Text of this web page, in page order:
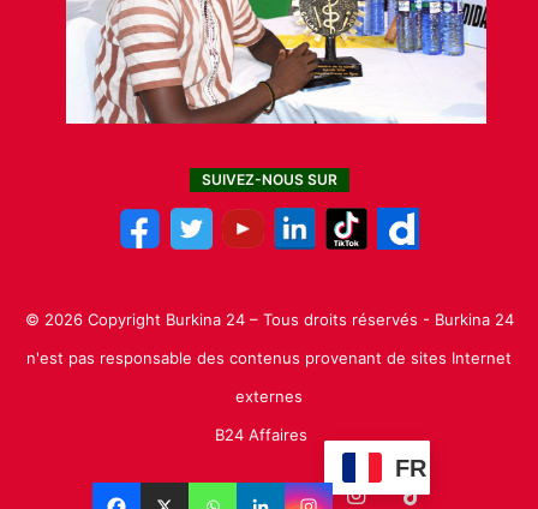
SUIVEZ-NOUS SUR
© 2026 Copyright Burkina 24 – Tous droits réservés - Burkina 24
n'est pas responsable des contenus provenant de sites Internet
externes
B24 Affaires
FR
Facebook LinkedinYouTubeInstagram
TikTok